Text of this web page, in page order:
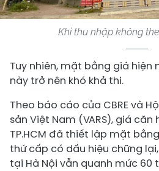
Khi thu nhập không
Tuy nhiên, mặt bằng giá hiện
này trở nên khó khả thi.
Theo báo cáo của CBRE và
sản Việt Nam (VARS), giá căn
TP.HCM đã thiết lập mặt
thứ cấp có dấu hiệu chững
tại Hà Nội vẫn quanh mức 60